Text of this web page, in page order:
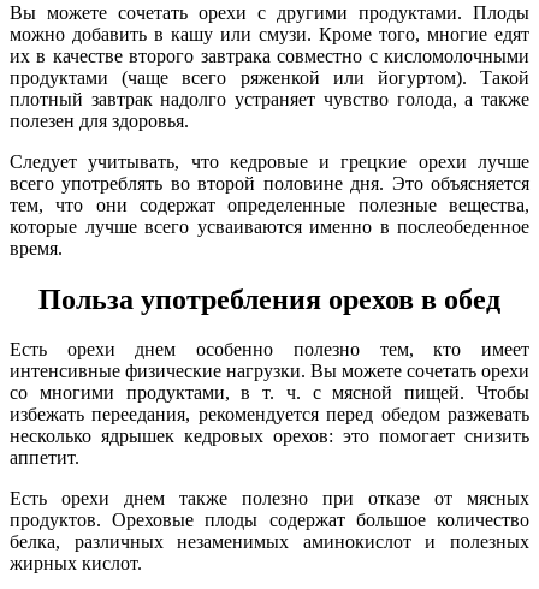
Вы можете сочетать орехи с другими продуктами. Плоды
можно добавить в кашу или смузи. Кроме того, многие едят
их в качестве второго завтрака совместно с кисломолочными
продуктами (чаще всего ряженкой или йогуртом). Такой
плотный завтрак надолго устраняет чувство голода, а также
полезен для здоровья.
Следует учитывать, что кедровые и грецкие орехи лучше
всего употреблять во второй половине дня. Это объясняется
тем, что они содержат определенные полезные вещества,
которые лучше всего усваиваются именно в послеобеденное
время.
Польза употребления орехов в обед
Есть орехи днем особенно полезно тем, кто имеет
интенсивные физические нагрузки. Вы можете сочетать орехи
со многими продуктами, в т. ч. с мясной пищей. Чтобы
избежать переедания, рекомендуется перед обедом разжевать
несколько ядрышек кедровых орехов: это помогает снизить
аппетит.
Есть орехи днем также полезно при отказе от мясных
продуктов. Ореховые плоды содержат большое количество
белка, различных незаменимых аминокислот и полезных
жирных кислот.